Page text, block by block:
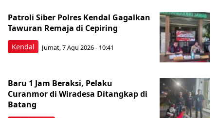
Kendal
Patroli Siber Polres Kendal Gagalkan
Tawuran Remaja di Cepiring
Jumat, 7 Agu 2026 - 10:41
Baru 1 Jam Beraksi, Pelaku
Curanmor di Wiradesa Ditangkap di
Batang